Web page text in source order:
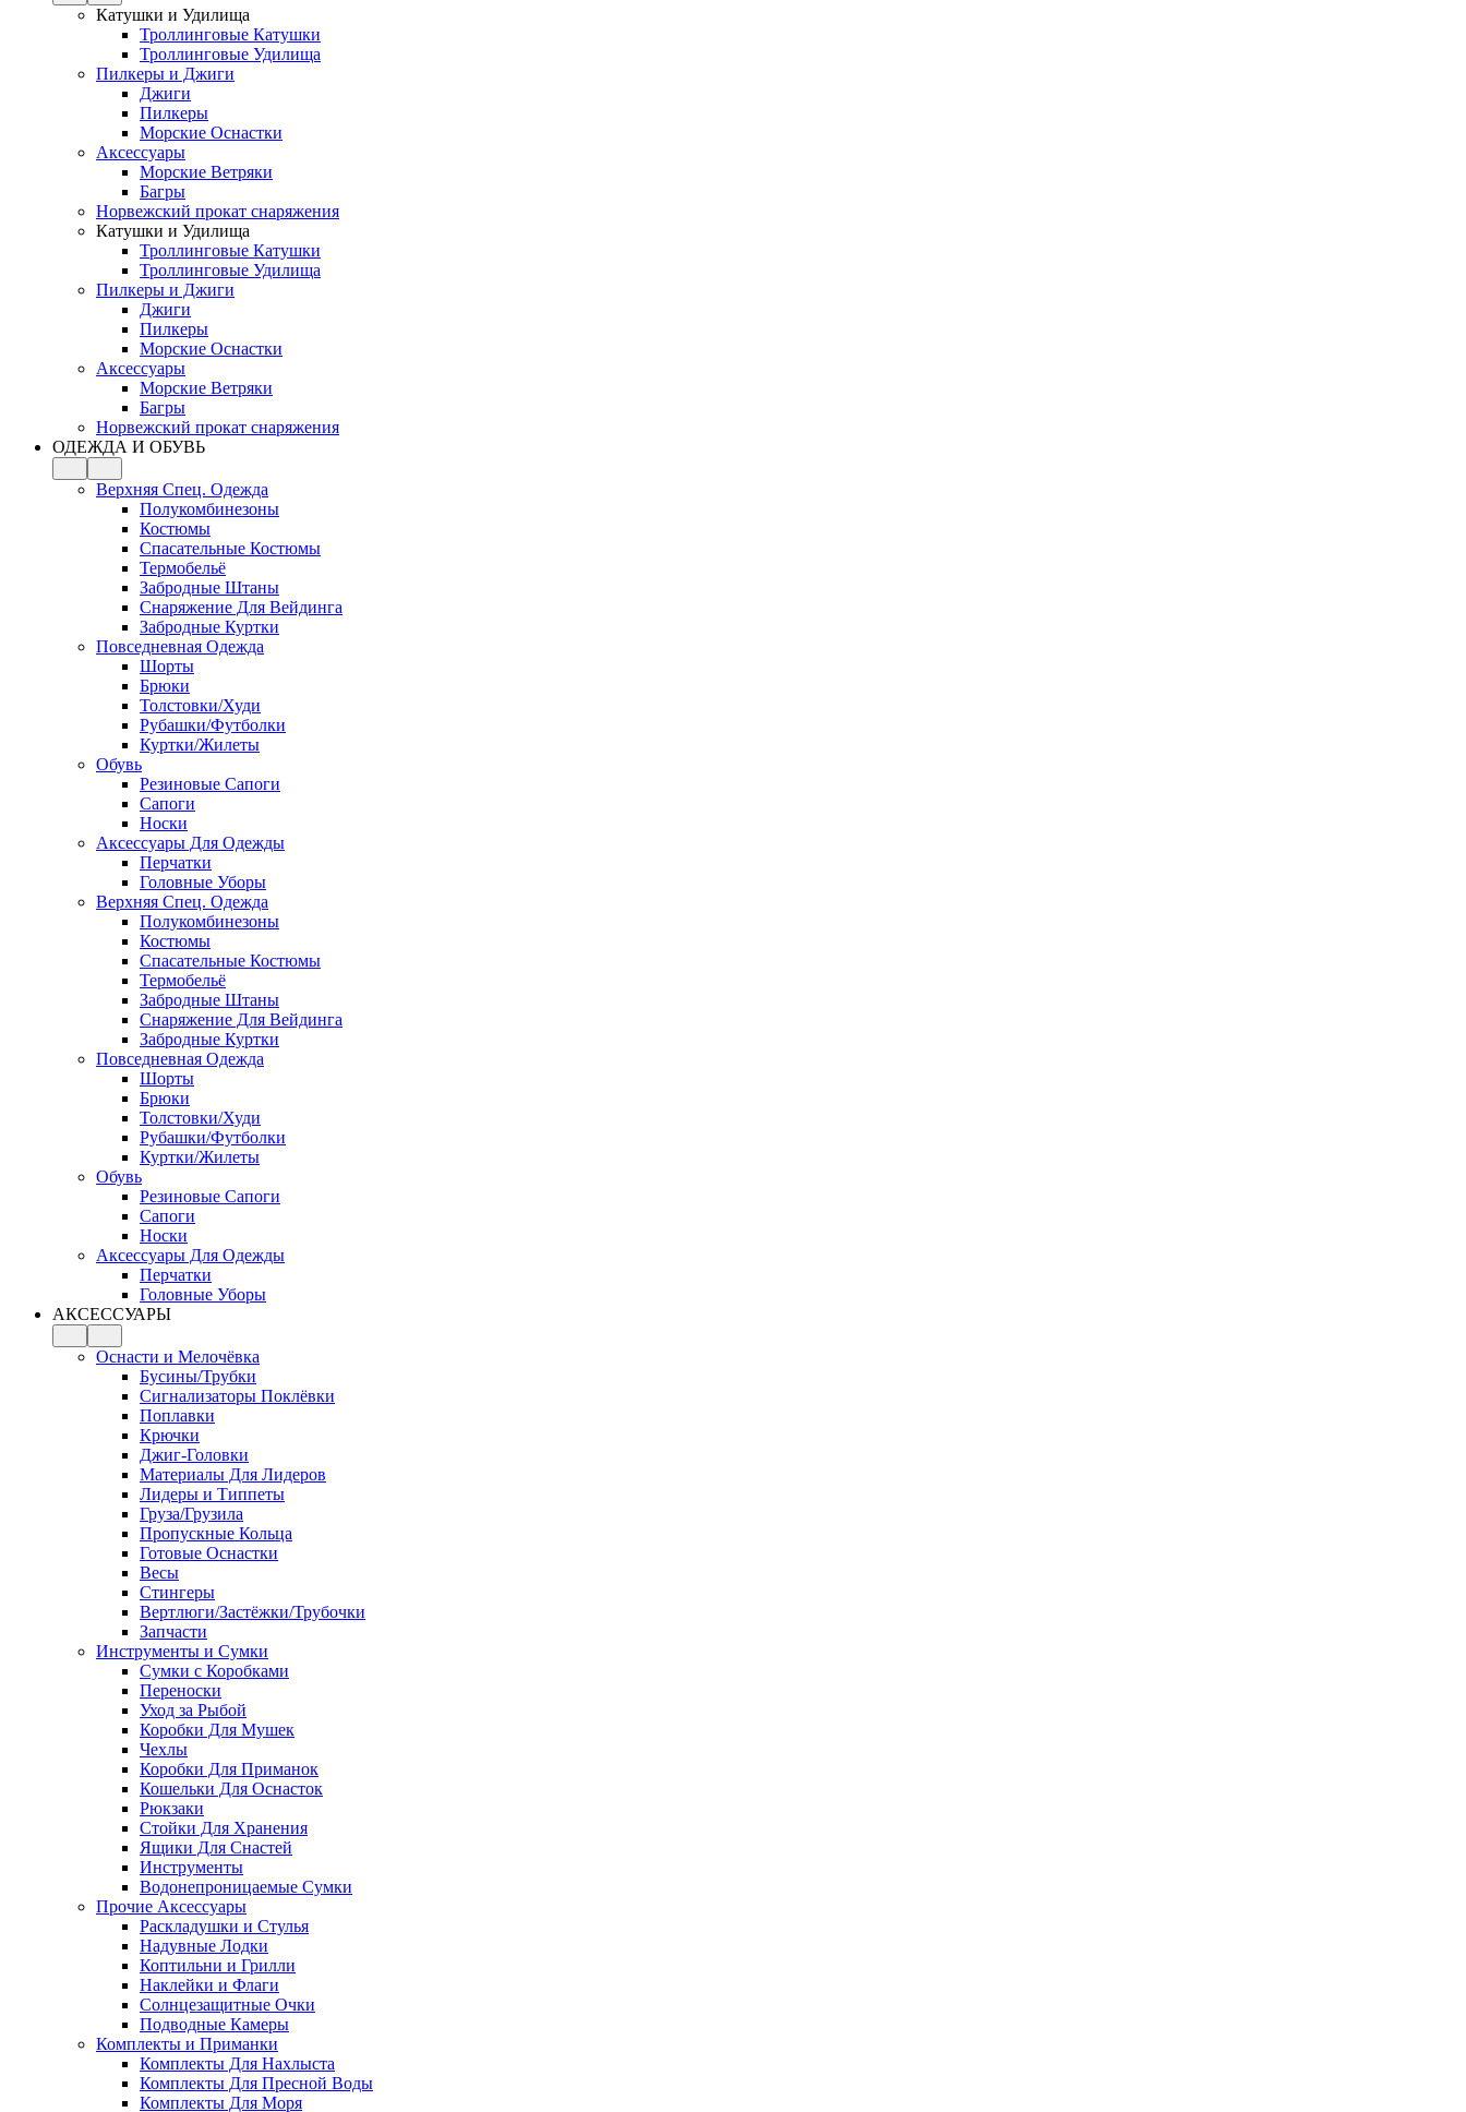
Катушки и Удилища
Троллинговые Катушки
Троллинговые Удилища
Пилкеры и Джиги
Джиги
Пилкеры
Морские Оснастки
Аксессуары
Морские Ветряки
Багры
Норвежский прокат снаряжения
Катушки и Удилища
Троллинговые Катушки
Троллинговые Удилища
Пилкеры и Джиги
Джиги
Пилкеры
Морские Оснастки
Аксессуары
Морские Ветряки
Багры
Норвежский прокат снаряжения
ОДЕЖДА И ОБУВЬ
Верхняя Спец. Одежда
Полукомбинезоны
Костюмы
Спасательные Костюмы
Термобельё
Забродные Штаны
Снаряжение Для Вейдинга
Забродные Куртки
Повседневная Одежда
Шорты
Брюки
Толстовки/Худи
Рубашки/Футболки
Куртки/Жилеты
Обувь
Резиновые Сапоги
Сапоги
Носки
Аксессуары Для Одежды
Перчатки
Головные Уборы
Верхняя Спец. Одежда
Полукомбинезоны
Костюмы
Спасательные Костюмы
Термобельё
Забродные Штаны
Снаряжение Для Вейдинга
Забродные Куртки
Повседневная Одежда
Шорты
Брюки
Толстовки/Худи
Рубашки/Футболки
Куртки/Жилеты
Обувь
Резиновые Сапоги
Сапоги
Носки
Аксессуары Для Одежды
Перчатки
Головные Уборы
АКСЕССУАРЫ
Оснасти и Мелочёвка
Бусины/Трубки
Сигнализаторы Поклёвки
Поплавки
Крючки
Джиг-Головки
Материалы Для Лидеров
Лидеры и Типпеты
Груза/Грузила
Пропускные Кольца
Готовые Оснастки
Весы
Стингеры
Вертлюги/Застёжки/Трубочки
Запчасти
Инструменты и Сумки
Сумки с Коробками
Переноски
Уход за Рыбой
Коробки Для Мушек
Чехлы
Коробки Для Приманок
Кошельки Для Оснасток
Рюкзаки
Стойки Для Хранения
Ящики Для Снастей
Инструменты
Водонепроницаемые Сумки
Прочие Аксессуары
Раскладушки и Стулья
Надувные Лодки
Коптильни и Грилли
Наклейки и Флаги
Солнцезащитные Очки
Подводные Камеры
Комплекты и Приманки
Комплекты Для Нахлыста
Комплекты Для Пресной Воды
Комплекты Для Моря